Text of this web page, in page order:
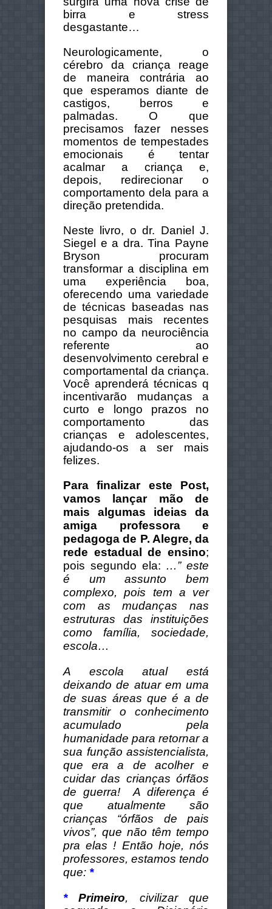
birra e stress
desgastante…
Neurologicamente, o
cérebro da criança reage
de maneira contrária ao
que esperamos diante de
castigos, berros e
palmadas. O que
precisamos fazer nesses
momentos de tempestades
emocionais é tentar
acalmar a criança e,
depois, redirecionar o
comportamento dela para a
direção pretendida.
Neste livro, o dr. Daniel J.
Siegel e a dra. Tina Payne
Bryson procuram
transformar a disciplina em
uma experiência boa,
oferecendo uma variedade
de técnicas baseadas nas
pesquisas mais recentes
no campo da neurociência
referente ao
desenvolvimento cerebral e
comportamental da criança.
Você aprenderá técnicas q
incentivarão mudanças a
curto e longo prazos no
comportamento das
crianças e adolescentes,
ajudando-os a ser mais
felizes.
Para finalizar este Post,
vamos lançar mão de
mais algumas ideias da
amiga professora e
pedagoga de P. Alegre, da
rede estadual de ensino;
pois segundo ela: …” este
é um assunto bem
complexo, pois tem a ver
com as mudanças nas
estruturas das instituições
como família, sociedade,
escola…
A escola atual está
deixando de atuar em uma
de suas áreas que é a de
transmitir o conhecimento
acumulado pela
humanidade para retornar a
sua função assistencialista,
que era a de acolher e
cuidar das crianças órfãos
de guerra! A diferença é
que atualmente são
crianças “órfãos de pais
vivos”, que não têm tempo
pra elas ! Então hoje, nós
professores, estamos tendo
que: *
*Primeiro, civilizar que